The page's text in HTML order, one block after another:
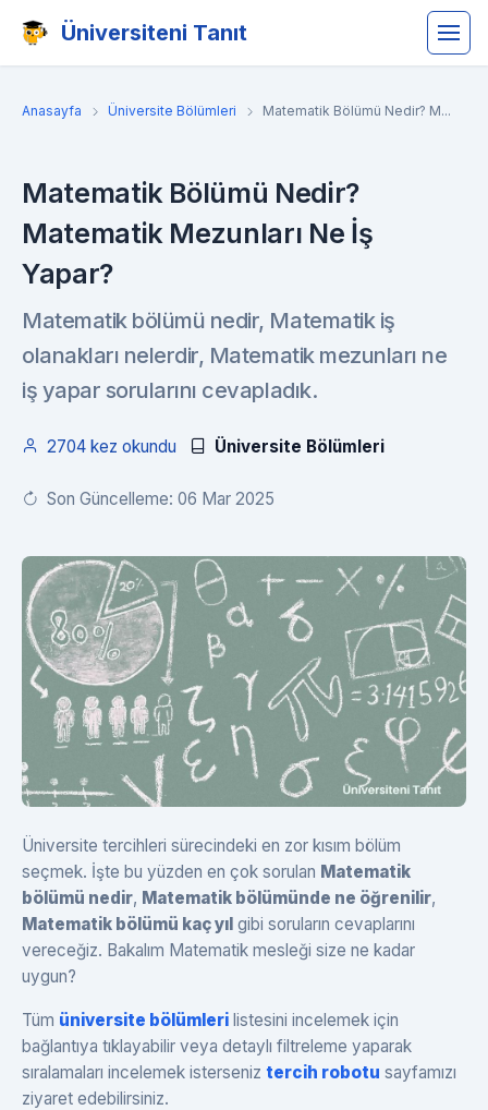
Üniversiteni Tanıt
Anasayfa Üniversite Bölümleri Matematik Bölümü Nedir? M...
Matematik Bölümü Nedir?
Matematik Mezunları Ne İş
Yapar?
Matematik bölümü nedir, Matematik iş
olanakları nelerdir, Matematik mezunları ne
iş yapar sorularını cevapladık.
2704 kez okundu Üniversite Bölümleri
Son Güncelleme: 06 Mar 2025
Üniversite tercihleri sürecindeki en zor kısım bölüm
seçmek. İşte bu yüzden en çok sorulan Matematik
bölümü nedir, Matematik bölümünde ne öğrenilir,
Matematik bölümü kaç yıl gibi soruların cevaplarını
vereceğiz. Bakalım Matematik mesleği size ne kadar
uygun?
Tüm üniversite bölümleri listesini incelemek için
bağlantıya tıklayabilir veya detaylı filtreleme yaparak
sıralamaları incelemek isterseniz tercih robotu sayfamızı
ziyaret edebilirsiniz.